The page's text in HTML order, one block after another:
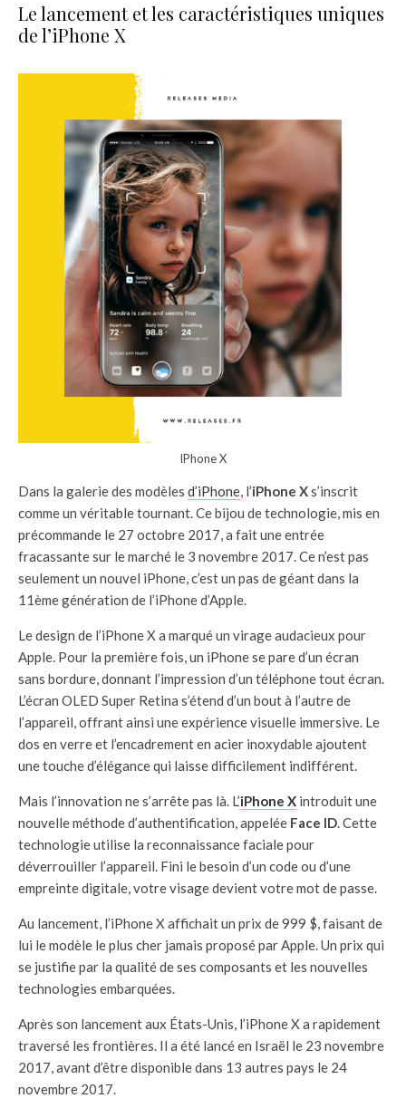
Le lancement et les caractéristiques uniques
de l’iPhone X
IPhone X
Dans la galerie des modèles d’iPhone, l’iPhone Xs’inscrit
comme un véritable tournant. Ce bijou de technologie, mis en
précommande le 27 octobre 2017, a fait une entrée
fracassante sur le marché le 3 novembre 2017. Ce n’est pas
seulement un nouvel iPhone, c’est un pas de géant dans la
11ème génération de l’iPhone d’Apple.
Le design de l’iPhone X a marqué un virage audacieux pour
Apple. Pour la première fois, un iPhone se pare d’un écran
sans bordure, donnant l’impression d’un téléphone tout écran.
L’écran OLED Super Retina s’étend d’un bout à l’autre de
l’appareil, offrant ainsi une expérience visuelle immersive. Le
dos en verre et l’encadrement en acier inoxydable ajoutent
une touche d’élégance qui laisse difficilement indifférent.
Mais l’innovation ne s’arrête pas là. L’iPhone X introduit une
nouvelle méthode d’authentification, appelée Face ID. Cette
technologie utilise la reconnaissance faciale pour
déverrouiller l’appareil. Fini le besoin d’un code ou d’une
empreinte digitale, votre visage devient votre mot de passe.
Au lancement, l’iPhone X affichait un prix de 999 $, faisant de
lui le modèle le plus cher jamais proposé par Apple. Un prix qui
se justifie par la qualité de ses composants et les nouvelles
technologies embarquées.
Après son lancement aux États-Unis, l’iPhone X a rapidement
traversé les frontières. Il a été lancé en Israël le 23 novembre
2017, avant d’être disponible dans 13 autres pays le 24
novembre 2017.